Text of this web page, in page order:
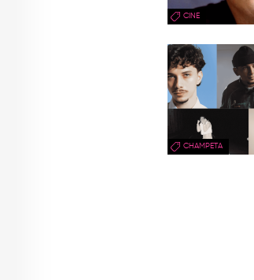
CINE
CHAMPETA